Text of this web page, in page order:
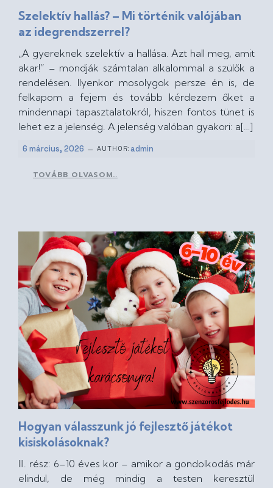
Szelektív hallás? – Mi történik valójában
az idegrendszerrel?
„A gyereknek szelektív a hallása. Azt hall meg, amit
akar!” – mondják számtalan alkalommal a szülők a
rendelésen. Ilyenkor mosolygok persze én is, de
felkapom a fejem és tovább kérdezem őket a
mindennapi tapasztalatokról, hiszen fontos tünet is
lehet ez a jelenség. A jelenség valóban gyakori: a[…]
6 március, 2026 – AUTHOR:admin
TOVÁBB OLVASOM…
Hogyan válasszunk jó fejlesztő játékot
kisiskolásoknak?
III. rész: 6–10 éves kor – amikor a gondolkodás már
elindul, de még mindig a testen keresztül